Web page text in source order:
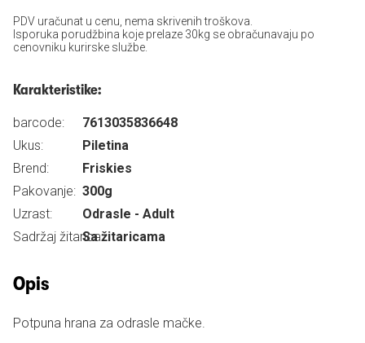
PDV uračunat u cenu, nema skrivenih troškova.
Isporuka porudžbina koje prelaze 30kg se obračunavaju po
cenovniku kurirske službe.
Karakteristike:
barcode:
7613035836648
Ukus:
Piletina
Brend:
Friskies
Pakovanje: 300g
Uzrast:
Odrasle - Adult
Sadržaj žitarica:Sa žitaricama
Opis
Potpuna hrana za odrasle mačke.